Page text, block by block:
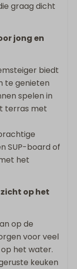
graag dicht
jong en
biedt
te genieten
spelen in
terras met
SUP-board of
het
op het
op de
voor veel
het water.
keuken